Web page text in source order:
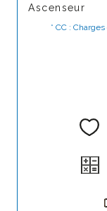
Ascenseur
* CC :